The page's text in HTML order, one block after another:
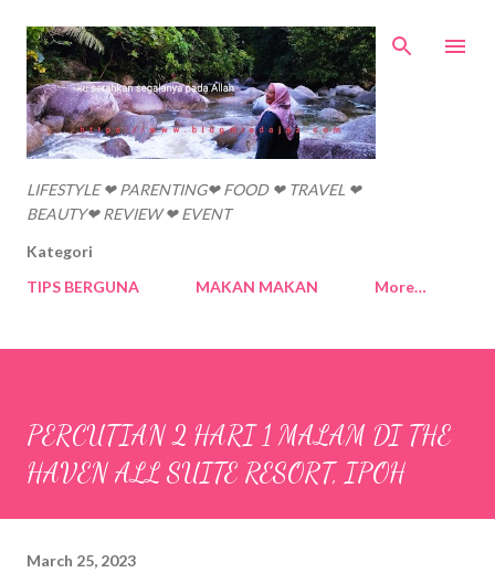
Skip to main content
LIFESTYLE ❤ PARENTING❤ FOOD ❤ TRAVEL ❤
BEAUTY❤ REVIEW ❤ EVENT
Kategori
TIPS BERGUNA
MAKAN MAKAN More…
PERCUTIAN 2 HARI 1 MALAM DI THE
HAVEN ALL SUITE RESORT, IPOH
March 25, 2023